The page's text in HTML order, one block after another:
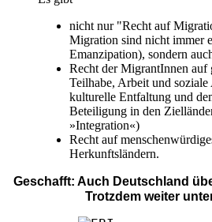
nicht nur "Recht auf
Migration sind nicht immer
Emanzipation), sondern
Recht der MigrantInnen auf
Teilhabe, Arbeit und soziale
kulturelle Entfaltung und
Beteiligung in den
»Integration«)
Recht auf
Herkunftsländern.
Geschafft: Auch Deutschland
Trotzdem weiter